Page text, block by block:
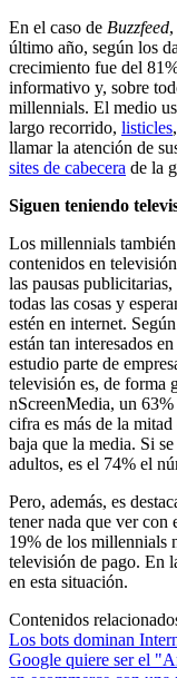
En el caso de Buzzfeed
último año, según los
crecimiento fue del
informativo y, sobre
millennials. El medio
largo recorrido, listicles
llamar la atención de
sites de cabecera de la
Siguen teniendo
Los millennials
contenidos en
las pausas
todas las cosas y
estén en internet.
están tan interesados
estudio parte de
televisión es, de forma
nScreenMedia, un
cifra es más de la
baja que la media. Si
adultos, es el 74% el
Pero, además, es
tener nada que ver con
19% de los millennials
televisión de pago. En
en esta situación.
Contenidos
Los bots dominan
Google quiere ser el